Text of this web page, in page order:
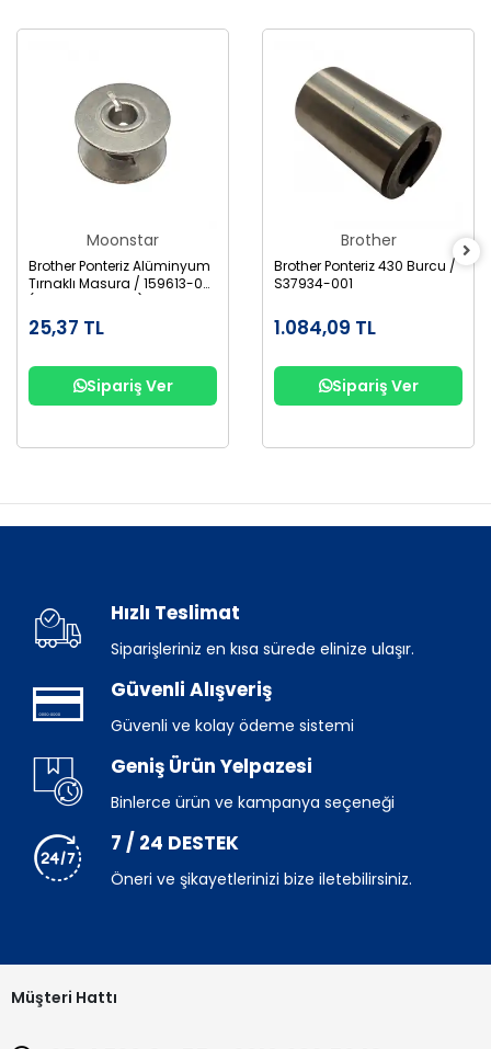
Moonstar
Brother Ponteriz Alüminyum
Tırnaklı Masura / 159613-001
(B1827-280-000)
25,37 TL
Sipariş Ver
Brother
Brother Ponteriz 430 Burcu /
S37934-001
1.084,09 TL
Sipariş Ver
Hızlı Teslimat
Siparişleriniz en kısa sürede elinize ulaşır.
Güvenli Alışveriş
Güvenli ve kolay ödeme sistemi
Geniş Ürün Yelpazesi
Binlerce ürün ve kampanya seçeneği
7 / 24 DESTEK
Öneri ve şikayetlerinizi bize iletebilirsiniz.
Müşteri Hattı